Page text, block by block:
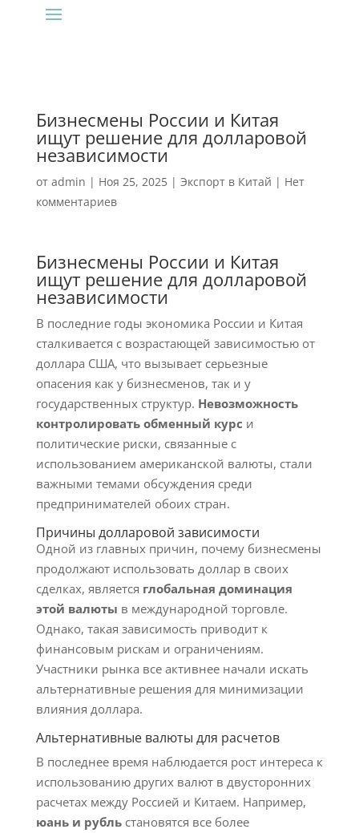
Бизнесмены России и Китая
ищут решение для долларовой
независимости
от admin | Ноя 25, 2025| Экспорт в Китай | Нет
комментариев
Бизнесмены России и Китая
ищут решение для долларовой
независимости
В последние годы экономика России и Китая
сталкивается с возрастающей зависимостью от
доллара США, что вызывает серьезные
опасения как у бизнесменов, так и у
государственных структур. Невозможность
контролировать обменный курс и
политические риски, связанные с
использованием американской валюты, стали
важными темами обсуждения среди
предпринимателей обоих стран.
Причины долларовой зависимости
Одной из главных причин, почему бизнесмены
продолжают использовать доллар в своих
сделках, является глобальная доминация
этой валюты в международной торговле.
Однако, такая зависимость приводит к
финансовым рискам и ограничениям.
Участники рынка все активнее начали искать
альтернативные решения для минимизации
влияния доллара.
Альтернативные валюты для расчетов
В последнее время наблюдается рост интереса к
использованию других валют в двусторонних
расчетах между Россией и Китаем. Например,
юань и рубльстановятся все более